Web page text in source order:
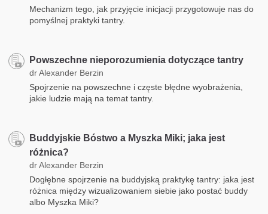
Mechanizm tego, jak przyjęcie inicjacji przygotowuje nas do
pomyślnej praktyki tantry.
Powszechne nieporozumienia dotyczące tantry
dr Alexander Berzin
Spojrzenie na powszechne i częste błędne wyobrażenia,
jakie ludzie mają na temat tantry.
Buddyjskie Bóstwo a Myszka Miki; jaka jest
różnica?
dr Alexander Berzin
Dogłębne spojrzenie na buddyjską praktykę tantry: jaka jest
różnica między wizualizowaniem siebie jako postać buddy
albo Myszka Miki?